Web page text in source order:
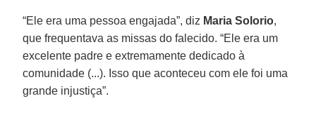
“Ele era uma pessoa engajada”, diz Maria Solorio,
que frequentava as missas do falecido. “Ele era um
excelente padre e extremamente dedicado à
comunidade (...). Isso que aconteceu com ele foi uma
grande injustiça”.